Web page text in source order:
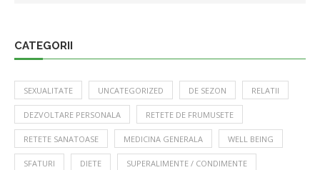
CATEGORII
SEXUALITATE UNCATEGORIZED DE SEZON RELATII
DEZVOLTARE PERSONALA RETETE DE FRUMUSETE
RETETE SANATOASE MEDICINA GENERALA WELL BEING
SFATURI DIETE SUPERALIMENTE / CONDIMENTE